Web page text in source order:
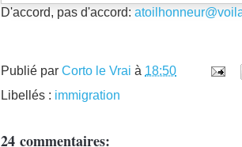
D'accord, pas d'accord:
Publié par Corto le Vrai à 18:50
Libellés : immigration
24 commentaires: